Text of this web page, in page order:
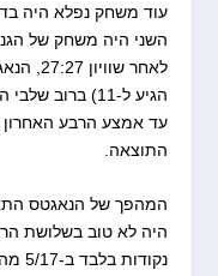
עוד משחק נפלא היה
השני היה משחק של
לאחר
הגיע ל-11)
עד אמצע הרבע האחרון
התוצאה.
המהפך של הנאגטס